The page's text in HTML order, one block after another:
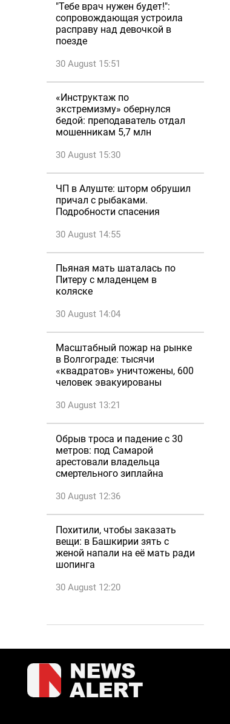
"Тебе врач нужен будет!":
сопровождающая устроила
расправу над девочкой в
поезде
30 August 15:51
«Инструктаж по
экстремизму» обернулся
бедой: преподаватель отдал
мошенникам 5,7 млн
30 August 15:30
ЧП в Алуште: шторм обрушил
причал с рыбаками.
Подробности спасения
30 August 14:55
Пьяная мать шаталась по
Питеру с младенцем в
коляске
30 August 14:04
Масштабный пожар на рынке
в Волгограде: тысячи
«квадратов» уничтожены, 600
человек эвакуированы
30 August 13:21
Обрыв троса и падение с 30
метров: под Самарой
арестовали владельца
смертельного зиплайна
30 August 12:36
Похитили, чтобы заказать
вещи: в Башкирии зять с
женой напали на её мать ради
шопинга
30 August 12:20